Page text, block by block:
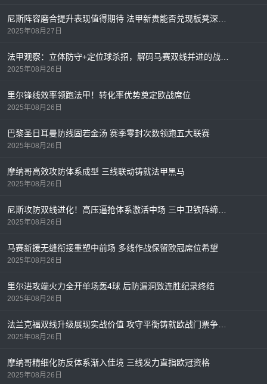
2025年08月27日
2025年08月26日
里尔锋线效率领跑法甲！转化率优势奠定欧战席位
2025年08月26日
巴黎圣日耳曼防线固若金汤 赛季零封次数领跑五大联赛
2025年08月26日
摩纳哥高效攻防体系成型 三线联动铸就法甲黑马
2025年08月26日
2025年08月26日
马赛新援无缝衔接重塑中前场 多线作战保留欧冠席位希望
2025年08月26日
里尔进攻端火力全开单场轰4球 后防漏洞致连胜纪录终结
2025年08月26日
2025年08月26日
摩纳哥精细化防反体系渐入佳境 三线发力直指欧冠资格
2025年08月26日